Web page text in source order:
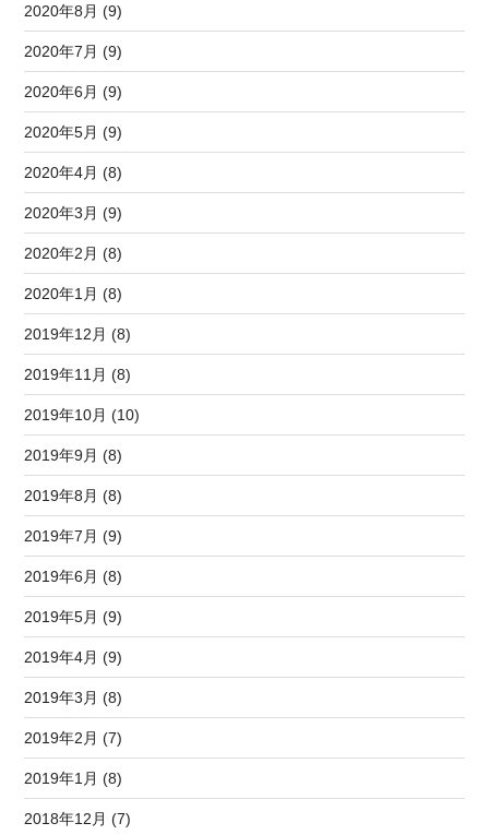
2020年8月 (9)
2020年7月 (9)
2020年6月 (9)
2020年5月 (9)
2020年4月 (8)
2020年3月 (9)
2020年2月 (8)
2020年1月 (8)
2019年12月 (8)
2019年11月 (8)
2019年10月 (10)
2019年9月 (8)
2019年8月 (8)
2019年7月 (9)
2019年6月 (8)
2019年5月 (9)
2019年4月 (9)
2019年3月 (8)
2019年2月 (7)
2019年1月 (8)
2018年12月 (7)